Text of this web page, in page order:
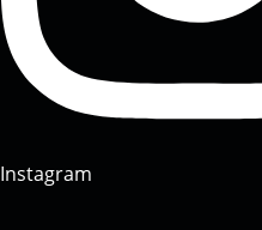
Instagram